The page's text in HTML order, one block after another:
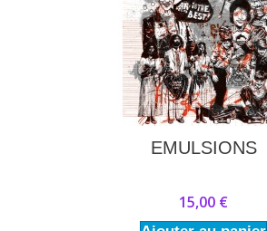
EMULSIONS
15,00 €